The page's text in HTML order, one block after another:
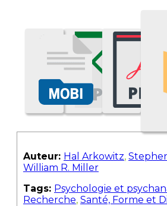
Auteur: Hal Arkowitz,
William R. Miller
Tags: Psychologie et
Recherche, Santé, Forme et